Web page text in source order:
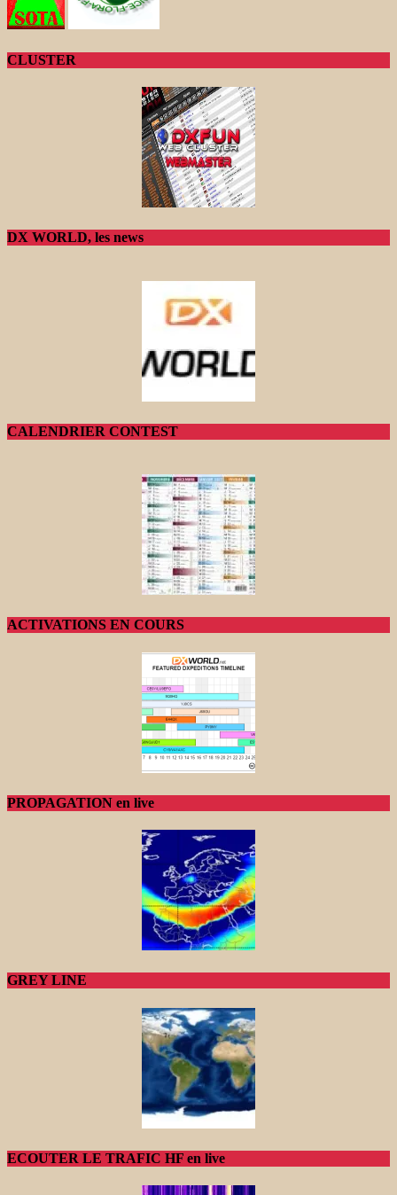
CLUSTER
DX WORLD, les news
CALENDRIER CONTEST
ACTIVATIONS EN COURS
PROPAGATION en live
GREY LINE
ECOUTER LE TRAFIC HF en live